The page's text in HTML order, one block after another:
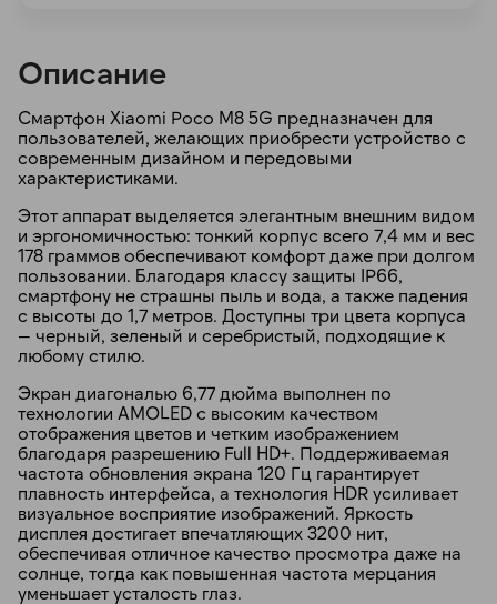
Описание
Смартфон Xiaomi Poco M8 5G предназначен для
пользователей, желающих приобрести устройство с
современным дизайном и передовыми
характеристиками.
Этот аппарат выделяется элегантным внешним видом
и эргономичностью: тонкий корпус всего 7,4 мм и вес
178 граммов обеспечивают комфорт даже при долгом
пользовании. Благодаря классу защиты IP66,
смартфону не страшны пыль и вода, а также падения
с высоты до 1,7 метров. Доступны три цвета корпуса
— черный, зеленый и серебристый, подходящие к
любому стилю.
Экран диагональю 6,77 дюйма выполнен по
технологии AMOLED с высоким качеством
отображения цветов и четким изображением
благодаря разрешению Full HD+. Поддерживаемая
частота обновления экрана 120 Гц гарантирует
плавность интерфейса, а технология HDR усиливает
визуальное восприятие изображений. Яркость
дисплея достигает впечатляющих 3200 нит,
обеспечивая отличное качество просмотра даже на
солнце, тогда как повышенная частота мерцания
уменьшает усталость глаз.